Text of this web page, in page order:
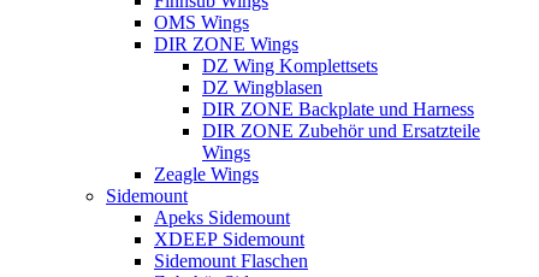
OMS Wings
DIR ZONE Wings
DZ Wing Komplettsets
DZ Wingblasen
DIR ZONE Backplate und Harness
DIR ZONE Zubehör und Ersatzteile
Wings
Zeagle Wings
Sidemount
Apeks Sidemount
XDEEP Sidemount
Sidemount Flaschen